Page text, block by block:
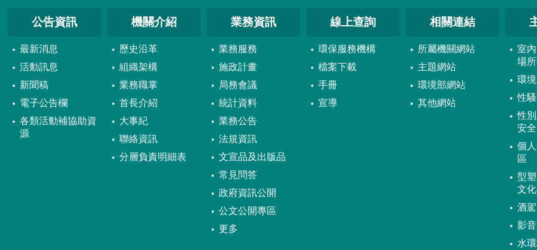
公告資訊
最新消息
活動訊息
新聞稿
電子公告欄
各類活動補協助資
源
機關介紹
歷史沿革
組織架構
業務職掌
首長介紹
大事紀
聯絡資訊
分層負責明細表
業務資訊
業務服務
施政計畫
局務會議
統計資料
業務公告
法規資訊
文宣品及出版品
常見問答
政府資訊公開
公文公開專區
更多
線上查詢
環保服務機構
檔案下載
手冊
宣導
相關連結
所屬機關網站
主題網站
環境部網站
其他網站
室
場
環
性
性
安
個
區
型
文
酒
影
水